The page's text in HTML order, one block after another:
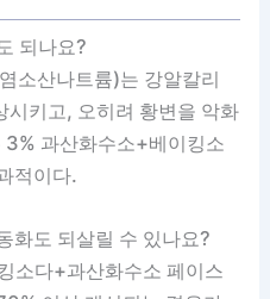
되나요?
소산나트륨)는 강알칼리
시키고, 오히려 황변을 악화
과산화수소+베이킹소
적이다.
화도 되살릴 수 있나요?
소다+과산화수소 페이스